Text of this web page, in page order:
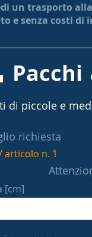
un trasporto
e senza costi di
Pacchi
di piccole e
richiesta
articolo n. 1
[cm]